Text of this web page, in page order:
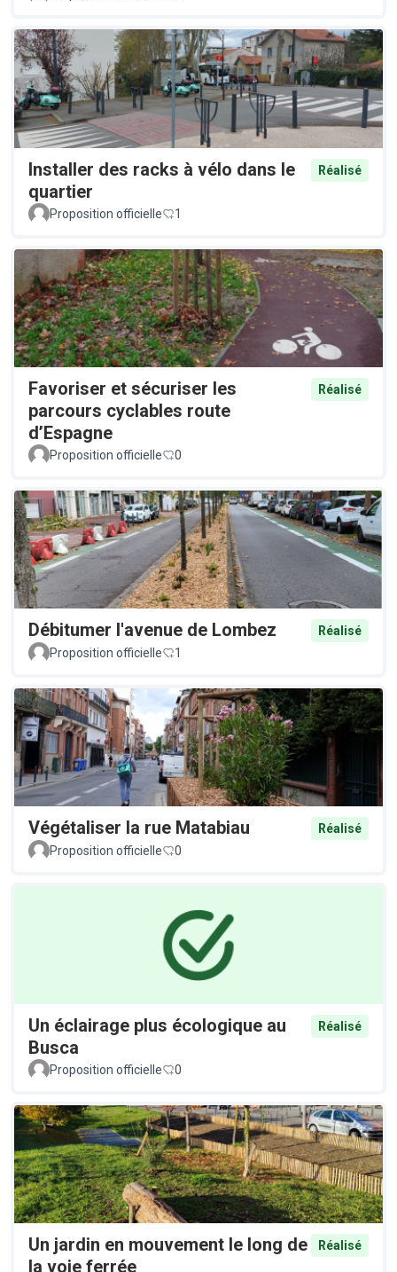
Installer des racks à vélo dans le
quartier
Réalisé
Proposition officielle 1
Favoriser et sécuriser les
parcours cyclables route
d’Espagne
Réalisé
Proposition officielle 0
Débitumer l'avenue de Lombez
Réalisé
Proposition officielle
1
Végétaliser la rue Matabiau
Réalisé
Proposition officielle
0
Un éclairage plus écologique au
Busca
Réalisé
Proposition officielle 0
Un jardin en mouvement le long de
la voie ferrée
Réalisé